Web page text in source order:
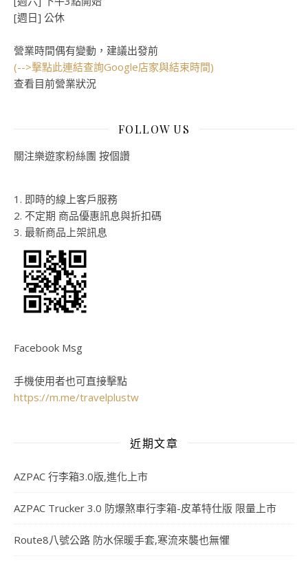
[週日] 公休
營業時間偶有變動，建議出發前
(-->擊點此連結查詢Google店家與結束時間)
查看目前營業狀況
FOLLOW US
關注樂遊家粉絲團 按個讚
1. 即時的線上客戶服務
2. 不定期 商品優惠訊息與折扣碼
3. 最新商品上架訊息
Facebook Msg
手機使用者也可直接擊點
https://m.me/travelplustw
近期文章
AZPAC 行李箱3.0版,進化上市
AZPAC Trucker 3.0 防爆煞車行李箱-皮革特仕版 限量上市
Route8八號公路 防水保暖手套,寒流來襲也無懼